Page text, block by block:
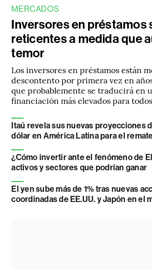
MERCADOS
Inversores en préstamos
reticentes a medida que
temor
Los inversores en préstamos están
descontento por primera vez en
que probablemente se traducirá en
financiación más elevados para
Itaú revela sus nuevas proyecciones
dólar en América Latina para el
¿Cómo invertir ante el fenómeno de
activos y sectores que podrían ganar
El yen sube más de 1% tras nuevas
coordinadas de EE.UU. y Japón en el